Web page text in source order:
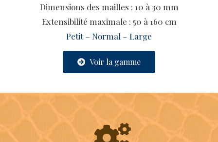
Dimensions des mailles : 10 à 30 mm
Extensibilité maximale : 50 à 160 cm
Petit – Normal – Large
Voir la gamme